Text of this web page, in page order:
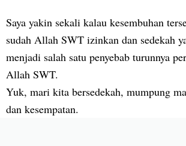
Saya yakin sekali kalau kesembuhan
sudah Allah SWT izinkan dan sedekah
menjadi salah satu penyebab turunnya
Allah SWT.
Yuk, mari kita bersedekah, mumpung
dan kesempatan.